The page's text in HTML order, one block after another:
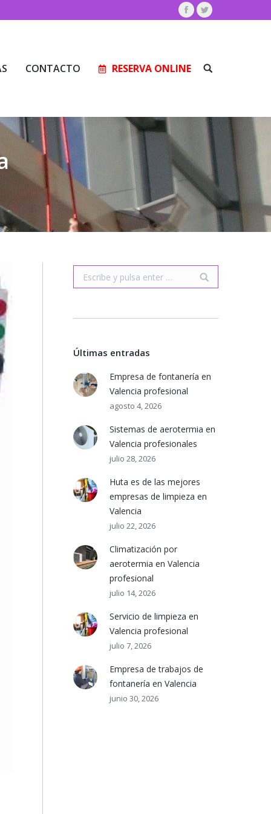
Facebook
Twitter
CONTACTO RESERVA ONLINE Buscar:
Buscar:
Últimas entradas
Empresa de fontanería en
Valencia profesional
agosto 4, 2026
Sistemas de aerotermia en
Valencia profesionales
julio 28, 2026
Huta es de las mejores
empresas de limpieza en
Valencia
julio 22, 2026
Climatización por
aerotermia en Valencia
profesional
julio 14, 2026
Servicio de limpieza en
Valencia profesional
julio 7, 2026
Empresa de trabajos de
fontanería en Valencia
junio 30, 2026